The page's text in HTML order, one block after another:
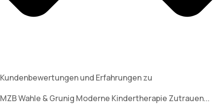
Kundenbewertungen und Erfahrungen zu
MZB Wahle & Grunig Moderne Kindertherapie Zutrauen...